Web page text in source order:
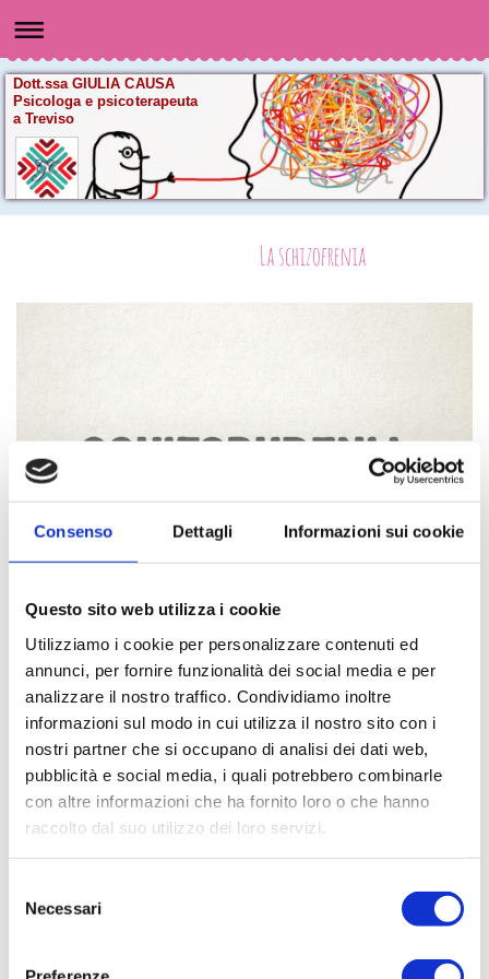
Consenso Dettagli Informazioni sui cookie
Questo sito web utilizza i cookie
Utilizziamo i cookie per personalizzare contenuti ed
annunci, per fornire funzionalità dei social media e per
analizzare il nostro traffico. Condividiamo inoltre
informazioni sul modo in cui utilizza il nostro sito con i
nostri partner che si occupano di analisi dei dati web,
pubblicità e social media, i quali potrebbero combinarle
con altre informazioni che ha fornito loro o che hanno
raccolto dal suo utilizzo dei loro servizi.
delNecessari
Dott.ssa GIULIA CAUSA
Psicologa e psicoterapeuta
a Treviso
La schizofrenia
L’etimologia del termine “schizofrenia” deriva dal greco σχιζο
derivante dal verbo σχίζω ossia "fendere, scindere, separare
-phrenie ossia -frenia (-ϕρενία, connesso a ϕρήν ϕρενός che
significa "mente "); letteralmente "mente divisa".
È luogo comune vedere lo schizofrenico come il classico matto,
Il mondo schizofrenico non è un mondo totalmente lontano dal
cosiddetto “mondo normale”: è una soluzione di emergenza che la
Quando il mondo perde il senso di ovvietà che lo caratterizza,